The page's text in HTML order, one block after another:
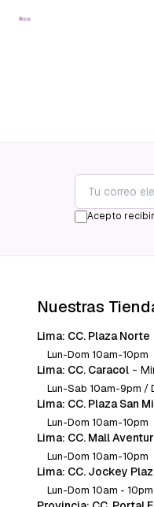
Acepto
Nuestras
Lima: CC. Plaza Norte
Lun-Dom 10am-10pm
Lima: CC. Caracol -
Lun-Sab 10am-9pm /
Lima: CC. Plaza San
Lun-Dom 10am-10pm
Lima: CC. Mall
Lun-Dom 10am-10pm
Lima: CC. Jockey
Lun-Dom 10am - 10pm